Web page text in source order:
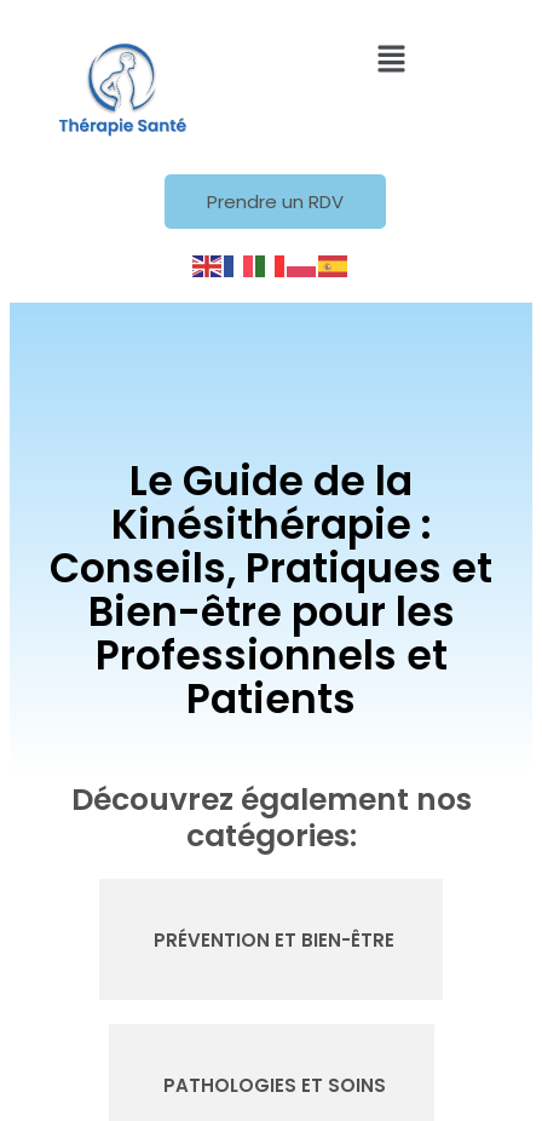
Prendre un RDV
Le Guide de la
Kinésithérapie :
Conseils, Pratiques et
Bien-être pour les
Professionnels et
Patients
Découvrez également nos
catégories:
PRÉVENTION ET BIEN-ÊTRE
PATHOLOGIES ET SOINS